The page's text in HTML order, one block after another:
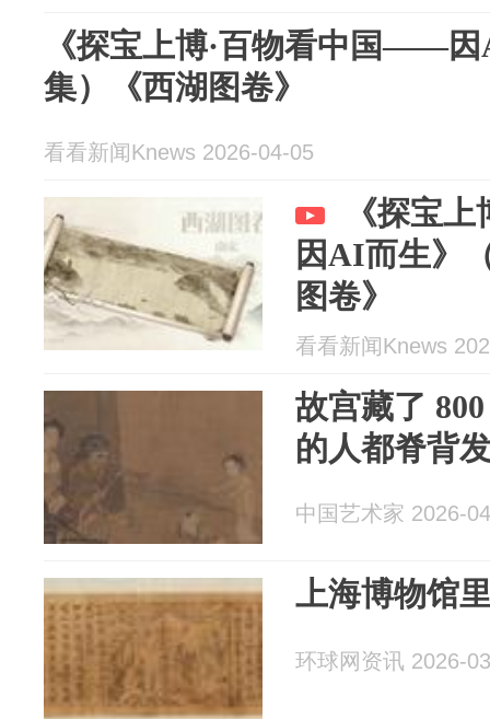
《探宝上博·百物看中国——
集）《西湖图卷》
看看新闻Knews 2026-04-05
《探宝
因AI而生》
图卷》
看看新闻Knews
故宫藏了
的人都脊背
中国艺术家 2026-
上海博物馆
环球网资讯 2026-